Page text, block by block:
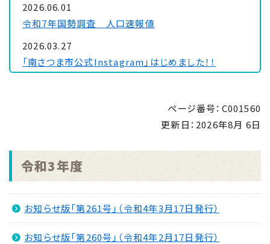
2026.06.01
令和7年国勢調査 人口速報値
2026.03.27
「南さつま市公式Instagram」はじめました！！
令和6年度版「統計みなみさつま」
2023.11.10
オープンデータの取組みについて
ページ番号：C001560
更新日： 2026年8月 6日
令和3年度
お知らせ版「第261号」（令和4年3月17日発行）
お知らせ版「第260号」（令和4年2月17日発行）